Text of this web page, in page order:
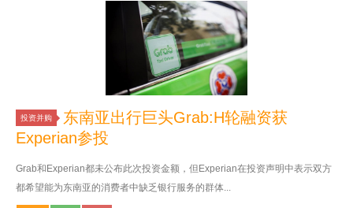
投资并购
东南亚出行巨头Grab:H轮融资获
Experian参投
Grab和Experian都未公布此次投资金额，但Experian在投资声明中表示双方
都希望能为东南亚的消费者中缺乏银行服务的群体...